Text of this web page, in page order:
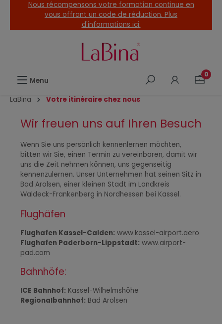
principal
Nous récompensons votre formation continue en
vous offrant un code de réduction. Plus
d'informations ici.
Menu
0
LaBina Votre itinéraire chez nous
Wir freuen uns auf Ihren Besuch
Wenn Sie uns persönlich kennenlernen möchten,
bitten wir Sie, einen Termin zu vereinbaren, damit wir
uns die Zeit nehmen können, uns gegenseitig
kennenzulernen. Unser Unternehmen hat seinen Sitz in
Bad Arolsen, einer kleinen Stadt im Landkreis
Waldeck-Frankenberg in Nordhessen bei Kassel.
Flughäfen
Flughafen Kassel-Calden: www.kassel-airport.aero
Flughafen Paderborn-Lippstadt: www.airport-
pad.com
Bahnhöfe:
ICE Bahnhof: Kassel-Wilhelmshöhe
Regionalbahnhof: Bad Arolsen